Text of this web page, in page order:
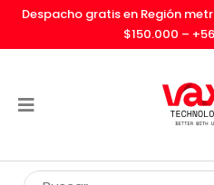
Despacho gratis en Región
$150.000 –